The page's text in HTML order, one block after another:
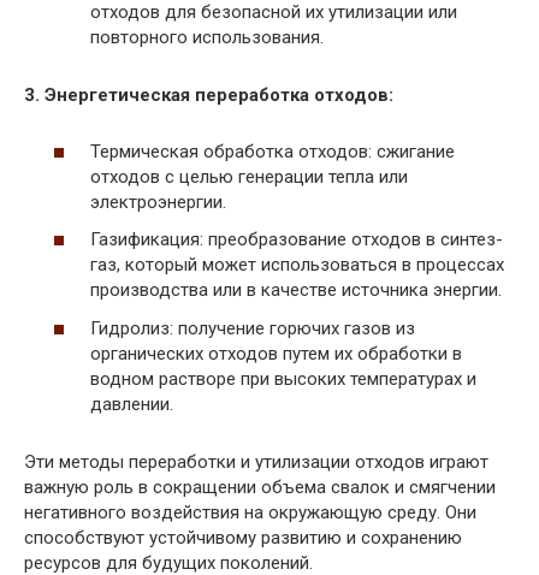
отходов для безопасной их утилизации или
повторного использования.
3. Энергетическая переработка отходов:
Термическая обработка отходов: сжигание
отходов с целью генерации тепла или
электроэнергии.
Газификация: преобразование отходов в синтез-
газ, который может использоваться в процессах
производства или в качестве источника энергии.
Гидролиз: получение горючих газов из
органических отходов путем их обработки в
водном растворе при высоких температурах и
давлении.
Эти методы переработки и утилизации отходов играют
важную роль в сокращении объема свалок и смягчении
негативного воздействия на окружающую среду. Они
способствуют устойчивому развитию и сохранению
ресурсов для будущих поколений.